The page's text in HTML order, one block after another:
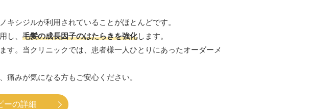
シジルが利用されていることがほとんどです。
し、 毛髪の成長因子のはたらきを強化します。
す。当クリニックでは、患者様一人ひとりにあったオーダーメ
痛みが気になる方もご安心ください。
ーの詳細